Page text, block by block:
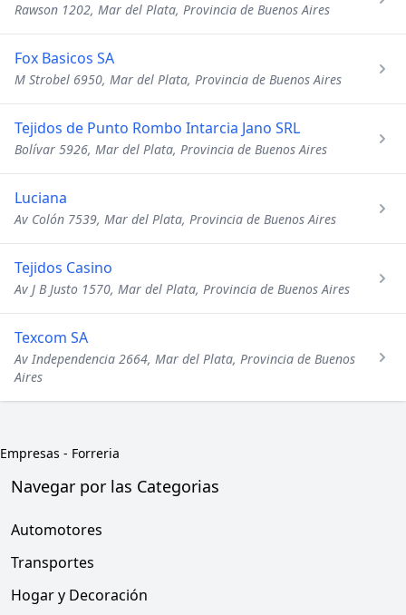
Rawson 1202, Mar del Plata, Provincia de Buenos Aires
Fox Basicos SA
M Strobel 6950, Mar del Plata, Provincia de Buenos Aires
Tejidos de Punto Rombo Intarcia Jano SRL
Bolívar 5926, Mar del Plata, Provincia de Buenos Aires
Luciana
Av Colón 7539, Mar del Plata, Provincia de Buenos Aires
Tejidos Casino
Av J B Justo 1570, Mar del Plata, Provincia de Buenos Aires
Texcom SA
Av Independencia 2664, Mar del Plata, Provincia de Buenos
Aires
Empresas - Forreria
Navegar por las Categorias
Automotores
Transportes
Hogar y Decoración